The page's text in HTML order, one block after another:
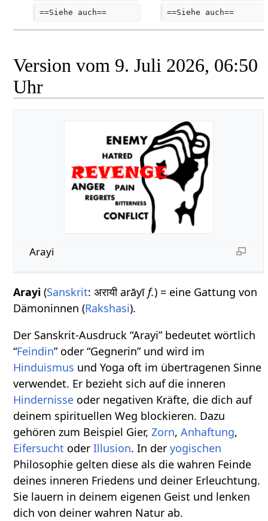
==Siehe auch== ==Siehe auch==
Version vom 9. Juli 2026, 06:50
Uhr
Arayi
Arayi (Sanskrit: अरायी arāyīf.) = eine Gattung von
Dämoninnen (Rakshasi).
Der Sanskrit-Ausdruck “Arayi” bedeutet wörtlich
“Feindin” oder “Gegnerin” und wird im
Hinduismus und Yoga oft im übertragenen Sinne
verwendet. Er bezieht sich auf die inneren
Hindernisse oder negativen Kräfte, die dich auf
deinem spirituellen Weg blockieren. Dazu
gehören zum Beispiel Gier,Zorn,Anhaftung,
Eifersucht oderIllusion. In deryogischen
Philosophie gelten diese als die wahren Feinde
deines inneren Friedens und deiner Erleuchtung.
Sie lauern in deinem eigenen Geist und lenken
dich von deiner wahren Natur ab.